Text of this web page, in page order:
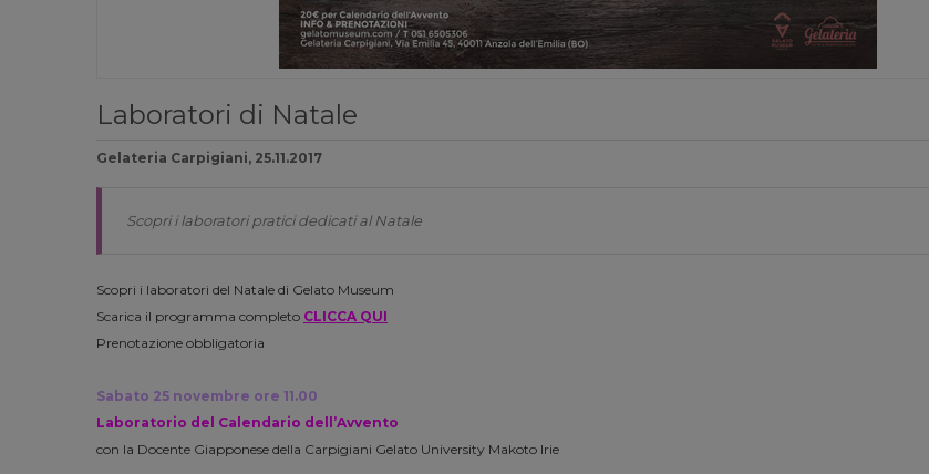
Laboratori di Natale
Gelateria Carpigiani, 25.11.2017
Scopri i laboratori pratici dedicati al Natale
Scopri i laboratori del Natale di Gelato Museum
Scarica il programma completo CLICCA QUI
Prenotazione obbligatoria
Sabato 25 novembre ore 11.00
Laboratorio del Calendario dell’Avvento
con la Docente Giapponese della Carpigiani Gelato University Makoto Irie